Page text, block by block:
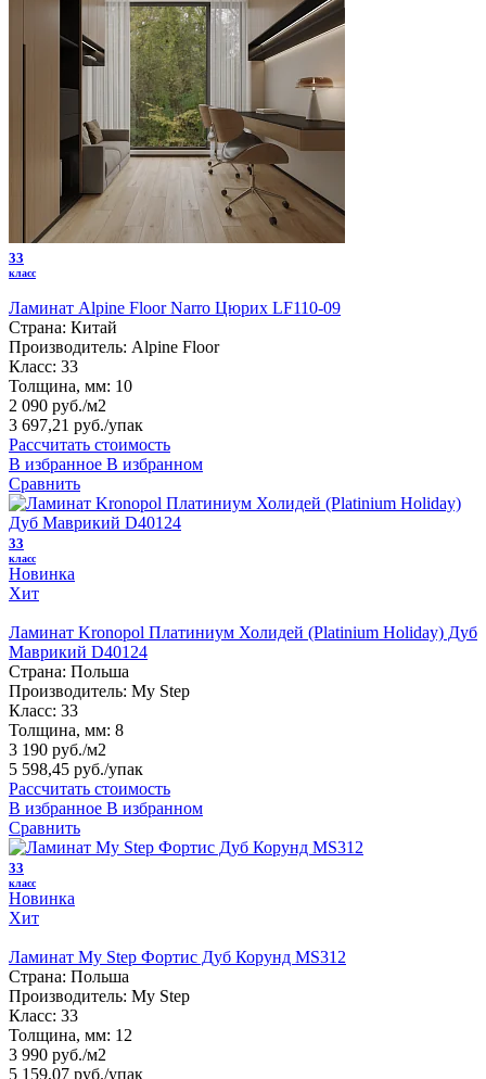
33
класс
Ламинат Alpine Floor Narro Цюрих LF110-09
Страна: Китай
Производитель: Alpine Floor
Класс: 33
Толщина, мм: 10
2 090 руб./м2
3 697,21 руб./упак
Рассчитать стоимость
В избранное В избранном
Сравнить
33
класс
Новинка
Хит
Ламинат Kronopol Платиниум Холидей (Platinium Holiday) Дуб
Маврикий D40124
Страна: Польша
Производитель: My Step
Класс: 33
Толщина, мм: 8
3 190 руб./м2
5 598,45 руб./упак
Рассчитать стоимость
В избранное В избранном
Сравнить
33
класс
Новинка
Хит
Ламинат My Step Фортис Дуб Корунд MS312
Страна: Польша
Производитель: My Step
Класс: 33
Толщина, мм: 12
3 990 руб./м2
5 159,07 руб./упак